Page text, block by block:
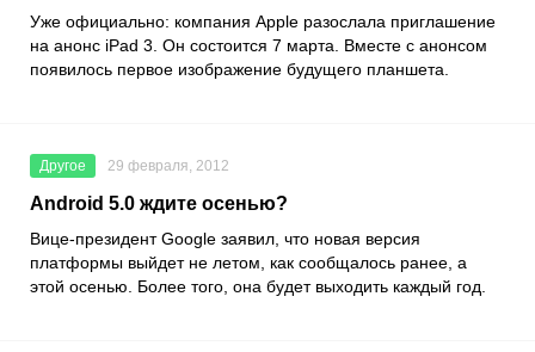
Уже официально: компания Apple разослала приглашение
на анонс iPad 3. Он состоится 7 марта. Вместе с анонсом
появилось первое изображение будущего планшета.
Другое 29 февраля, 2012
Android 5.0 ждите осенью?
Вице-президент Google заявил, что новая версия
платформы выйдет не летом, как сообщалось ранее, а
этой осенью. Более того, она будет выходить каждый год.